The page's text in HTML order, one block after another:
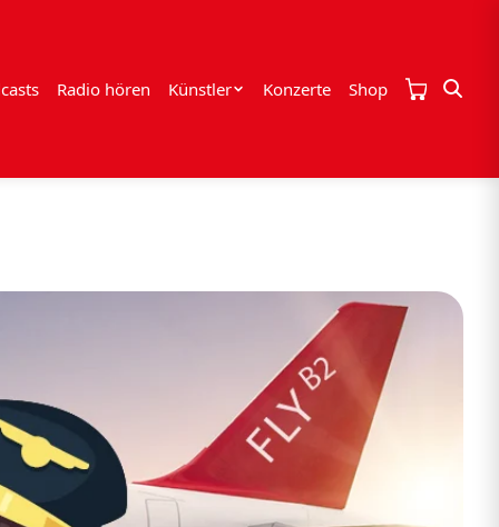
Radio hören Künstler Konzerte Shop